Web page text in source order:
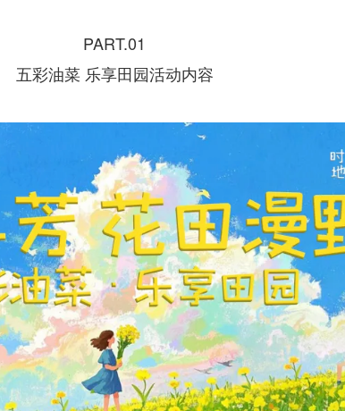
PART.01
五彩油菜 乐享田园活动内容